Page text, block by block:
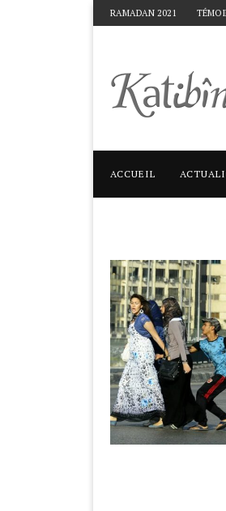
RAMADAN 2021
ACCUEIL
Accueil Mots clés